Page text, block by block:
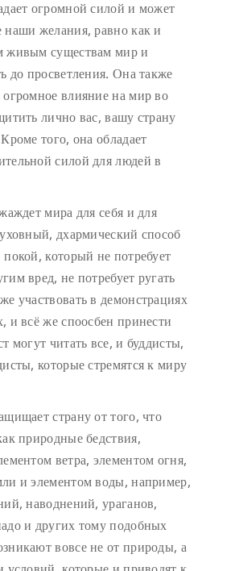
огромной силой и может
наши желания, равно как и
живым существам мир и
до просветления. Она также
огромное влияние на мир во
лично вас, вашу страну
того, она обладает
силой для людей в
мира для себя и для
дхармический способ
который не потребует
вред, не потребует ругать
участвовать в демонстрациях
и всё же споосбен принести
могут читать все, и буддисты,
которые стремятся к миру
страну от того, что
природные бедствия,
ветра, элементом огня,
и элементом воды, например,
наводнений, ураганов,
и других тому подобных
вовсе не от природы, а